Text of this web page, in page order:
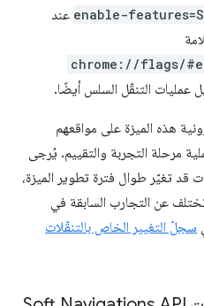
enable- عند
chrome://flags/
عمليات التنقّل السلس أيضًا.
هذه الميزة على مواقعهم
مرحلة التجربة والتقييم. يُرجى
قد تغيّر طوال فترة تطوير الميزة،
تختلف عن التجارب السابقة في
سجلّ التغيير الخاص بالتنقّلات